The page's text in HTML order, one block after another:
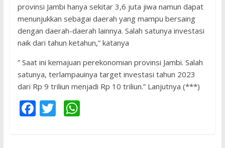
provinsi Jambi hanya sekitar 3,6 juta jiwa namun dapat
menunjukkan sebagai daerah yang mampu bersaing
dengan daerah-daerah lainnya. Salah satunya investasi
naik dari tahun ketahun,” katanya
” Saat ini kemajuan perekonomian provinsi Jambi. Salah
satunya, terlampauinya target investasi tahun 2023
dari Rp 9 triliun menjadi Rp 10 triliun.” Lanjutnya (***)
F T W